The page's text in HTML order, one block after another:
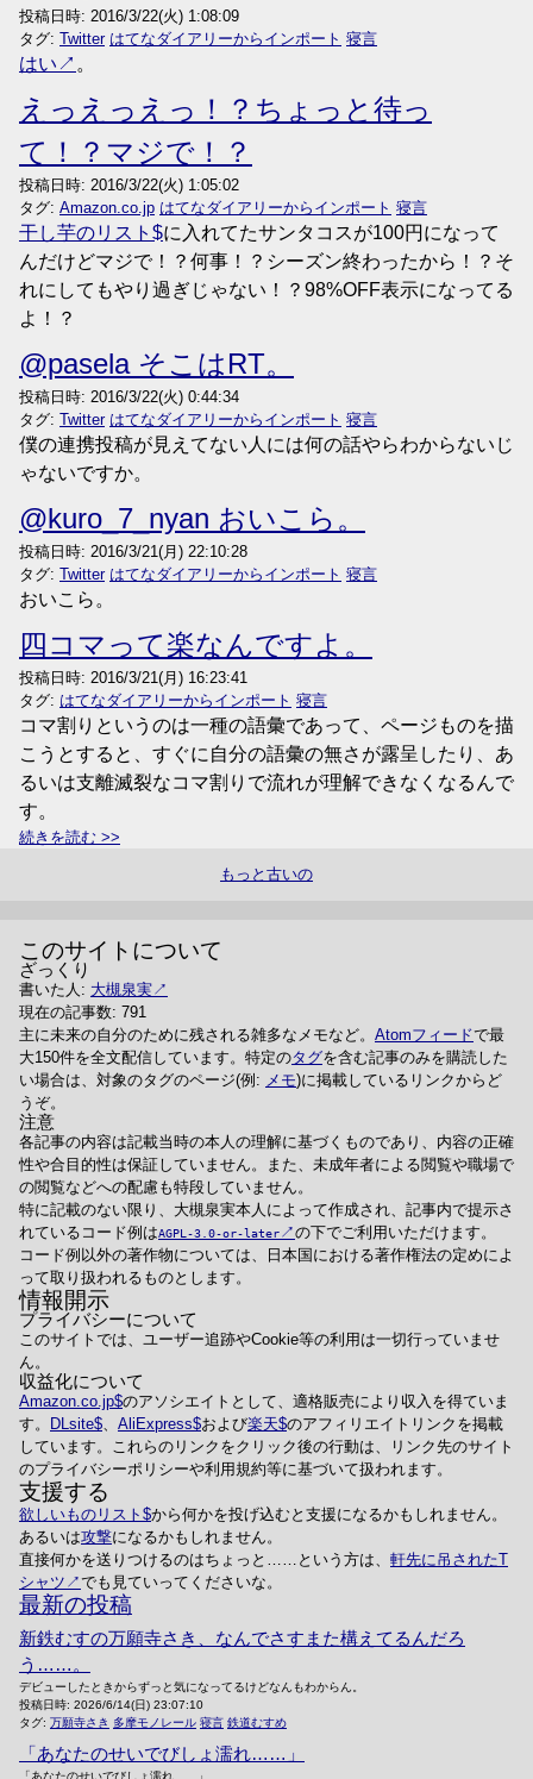
投稿日時: 2016/3/22(火) 1:08:09
タグ: Twitter はてなダイアリーからインポート 寝言
はい 。
えっえっえっ！？ちょっと待っ
て！？マジで！？
投稿日時: 2016/3/22(火) 1:05:02
タグ: Amazon.co.jp はてなダイアリーからインポート 寝言
干し芋のリスト
に入れてたサンタコスが100円になって
んだけどマジで！？何事！？シーズン終わったから！？そ
れにしてもやり過ぎじゃない！？98%OFF表示になってる
よ！？
@pasela そこはRT。
投稿日時: 2016/3/22(火) 0:44:34
タグ: Twitter はてなダイアリーからインポート 寝言
僕の連携投稿が見えてない人には何の話やらわからないじ
ゃないですか。
@kuro_7_nyan おいこら。
投稿日時: 2016/3/21(月) 22:10:28
タグ: Twitter はてなダイアリーからインポート 寝言
おいこら。
四コマって楽なんですよ。
投稿日時: 2016/3/21(月) 16:23:41
タグ: はてなダイアリーからインポート 寝言
コマ割りというのは一種の語彙であって、ページものを描
こうとすると、すぐに自分の語彙の無さが露呈したり、あ
るいは支離滅裂なコマ割りで流れが理解できなくなるんで
す。
続きを読む
もっと古いの
このサイトについて
ざっくり
書いた人: 大槻泉実
現在の記事数: 791
主に未来の自分のために残される雑多なメモなど。 Atomフィードで最
大150件を全文配信しています。特定のタグを含む記事のみを購読した
い場合は、対象のタグのページ(例: メモ)に掲載しているリンクからど
うぞ。
注意
各記事の内容は記載当時の本人の理解に基づくものであり、内容の正確
性や合目的性は保証していません。また、未成年者による閲覧や職場で
の閲覧などへの配慮も特段していません。
特に記載のない限り、大槻泉実本人によって作成され、記事内で提示さ
れているコード例はAGPL-3.0-or-later
の下でご利用いただけます。
コード例以外の著作物については、日本国における著作権法の定めによ
って取り扱われるものとします。
情報開示
プライバシーについて
このサイトでは、ユーザー追跡やCookie等の利用は一切行っていませ
ん。
収益化について
Amazon.co.jp のアソシエイトとして、適格販売により収入を得ていま
す。
DLsite 、 AliExpress および楽天 のアフィリエイトリンクを掲載
しています。これらのリンクをクリック後の行動は、リンク先のサイト
のプライバシーポリシーや利用規約等に基づいて扱われます。
支援する
欲しいものリスト
から何かを投げ込むと支援になるかもしれません。
あるいは攻撃になるかもしれません。
直接何かを送りつけるのはちょっと……という方は、 軒先に吊されたT
シャツ
でも見ていってくださいな。
最新の投稿
新鉄むすの万願寺さき、なんでさすまた構えてるんだろ
う……。
デビューしたときからずっと気になってるけどなんもわからん。
投稿日時: 2026/6/14(日) 23:07:10
タグ: 万願寺さき 多摩モノレール 寝言 鉄道むすめ
「あなたのせいでびしょ濡れ……」
「あなたのせいでびしょ濡れ……」